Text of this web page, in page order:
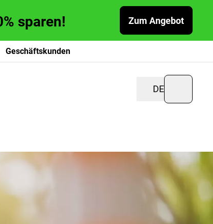
sparen! Zum Angebot
Geschäftskunden
DE